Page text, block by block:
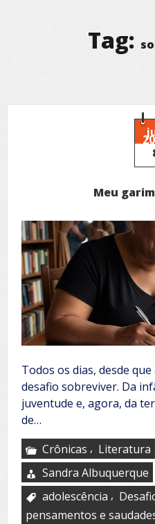
Tag:
Meu
Todos os dias, desde
desafio sobreviver. Da
juventude e, agora, da
de…
Crônicas , Literatura
Sandra Albuquerque
adolescência ,
pensamentos e